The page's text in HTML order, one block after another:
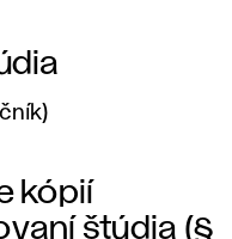
kópií
štúdia (§